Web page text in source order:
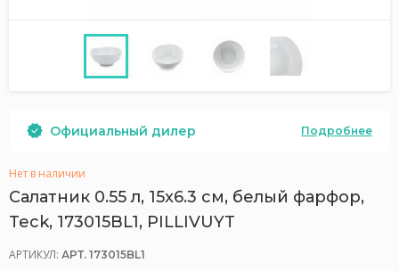
Официальный дилер Подробнее
Нет в наличии
Салатник 0.55 л, 15x6.3 см, белый фарфор,
Teck, 173015BL1, PILLIVUYT
АРТИКУЛ: АРТ. 173015BL1